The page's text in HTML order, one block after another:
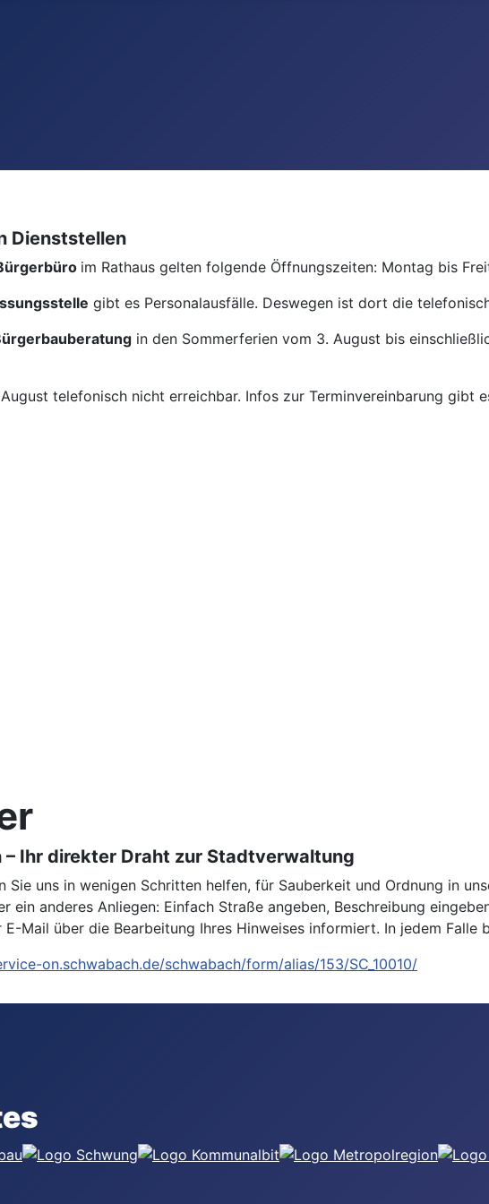
Dienststellen
im Rathaus gelten folgende Öffnungszeiten: Montag bis
gibt es Personalausfälle. Deswegen ist dort die
in den Sommerferien vom 3. August bis
telefonisch nicht erreichbar. Infos zur Terminvereinbarung gibt
Ihr direkter Draht zur Stadtverwaltung
Sie uns in wenigen Schritten helfen, für Sauberkeit und Ordnung in
ein anderes Anliegen: Einfach Straße angeben, Beschreibung
Mail über die Bearbeitung Ihres Hinweises informiert. In jedem
on.schwabach.de/schwabach/form/alias/153/SC_10010/